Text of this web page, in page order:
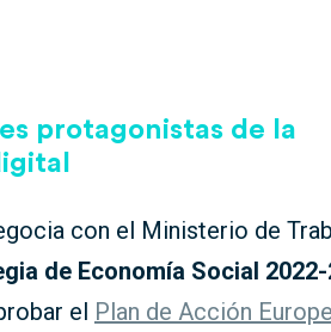
protagonistas de la
con el Ministerio de
de Economía Social
el Plan de Acción